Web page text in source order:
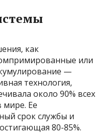
как
или
—
технология,
около 90% всех
мире. Ее
срок службы и
80-85%.